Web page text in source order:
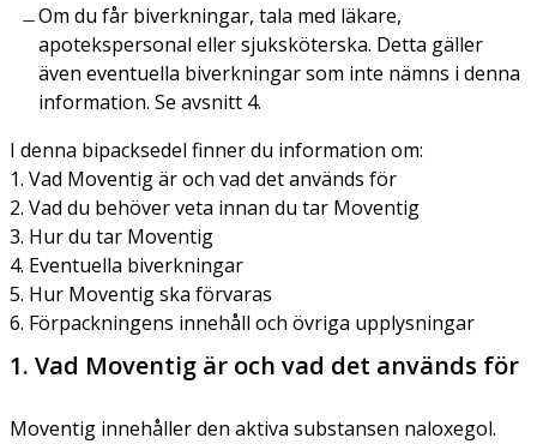
Om du får biverkningar, tala med läkare,
apotekspersonal eller sjuksköterska. Detta gäller
även eventuella biverkningar som inte nämns i denna
information. Se avsnitt 4.
I denna bipacksedel finner du information om:
1. Vad Moventig är och vad det används för
2. Vad du behöver veta innan du tar Moventig
3. Hur du tar Moventig
4. Eventuella biverkningar
5. Hur Moventig ska förvaras
6. Förpackningens innehåll och övriga upplysningar
1. Vad Moventig är och vad det används för
Moventig innehåller den aktiva substansen naloxegol.